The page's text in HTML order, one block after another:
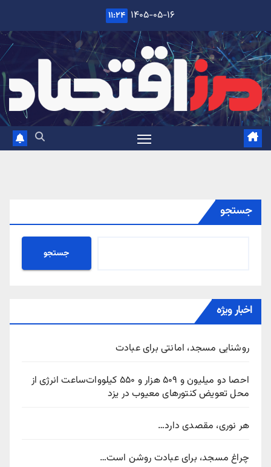
content
۱۴۰۵-۰۵-۱۶ ۱۱:۲۴
جستجو
جستجو
اخبار ویژه
روشنایی مسجد، امانتی برای عبادت
احصا دو میلیون و ۵۰۹ هزار و ۵۵۰ کیلووات‌ساعت انرژی از
محل تعویض کنتورهای معیوب در یزد
هر نوری، مقصدی دارد…
چراغ مسجد، برای عبادت روشن است…